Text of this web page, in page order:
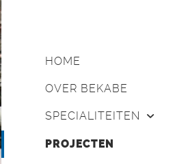
HOME
OVER BEKABE
SPECIALITEITEN
Bovengronds kabelwerk
PROJECTEN